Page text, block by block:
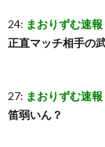
24: まおりずむ速報
正直マッチ相手の
27: まおりずむ速報
笛弱いん？